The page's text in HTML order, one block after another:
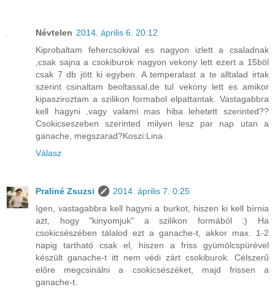
Névtelen 2014. április 6. 20:12
Kiprobaltam fehercsokival es nagyon izlett a csaladnak
,csak sajna a csokiburok nagyon vekony lett ezert a 15böl
csak 7 db jött ki egyben. A temperalast a te alltalad irtak
szerint csinaltam beoltassal,de tul vekony lett es amikor
kipasziroztam a szilikon formabol elpattantak. Vastagabbra
kell hagyni ,vagy valami mas hiba lehetett szerinted??
Csokicseszeben szerinted milyen lesz par nap utan a
ganache, megszarad?Koszi:Lina
Válasz
Praliné Zsuzsi
2014. április 7. 0:25
Igen, vastagabbra kell hagyni a burkot, hiszen ki kell bírnia
azt, hogy "kinyomjuk" a szilikon formából :) Ha
csokicsészében tálalod ezt a ganache-t, akkor max. 1-2
napig tartható csak el, hiszen a friss gyümölcspürével
készült ganache-t itt nem védi zárt csokiburok. Célszerű
előre megcsinálni a csokicsészéket, majd frissen a
ganache-t.